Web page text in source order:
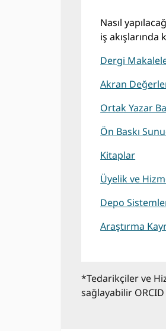
Nasıl
iş akışlarında
Dergi
Akran
Ortak Yazar
Ön Baskı
Kitaplar
Üyelik ve
Depo
Araştırma
*Tedarikçiler ve
sağlayabilir